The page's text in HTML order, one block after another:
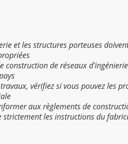
et les structures porteuses
construction de réseaux
vérifiez si vous pouvez les
aux règlements de
strictement les instructions du